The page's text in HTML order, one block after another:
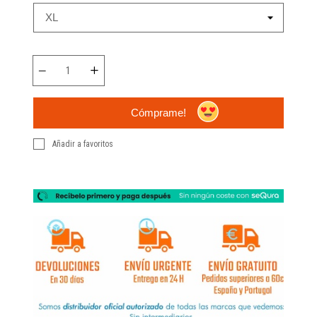
Cómprame!
Añadir a favoritos